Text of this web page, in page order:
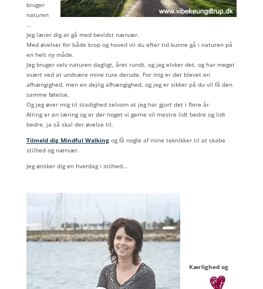
bruger
naturen
…
Jeg lærer dig at gå med bevidst nærvær.
Med øvelser for både krop og hoved vil du efter tid kunne gå i naturen på
en helt ny måde.
Jeg bruger selv naturen dagligt, året rundt, og jeg elsker det, og har meget
svært ved at undvære mine ture derude. For mig er det blevet en
afhængighed, men en dejlig afhængighed, og jeg er sikker på du vil få den
samme følelse.
Og jeg øver mig til stadighed selvom at jeg har gjort det i flere år.
Alting er en læring og er der noget vi gerne vil mestre lidt bedre og lidt
bedre, ja så skal der øvelse til.
Tilmeld dig Mindful Walkingog få nogle af mine teknikker til at skabe
stilhed og nærvær.
Jeg ønsker dig en hverdag i stilhed…
Kærlighed og